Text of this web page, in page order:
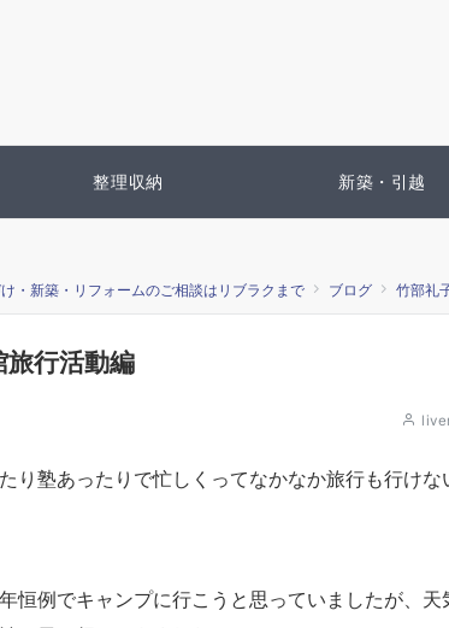
整理収納 新築・引越
新築・リフォームのご相談はリブラクまで ブログ 竹部礼
行活動編
り塾あったりで忙しくってなかなか旅行も行けな
恒例でキャンプに行こうと思っていましたが、天